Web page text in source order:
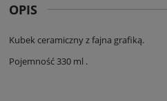
OPIS
Kubek ceramiczny z fajna grafiką.
Pojemność 330 ml .